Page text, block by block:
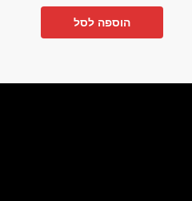
הוספה לסל